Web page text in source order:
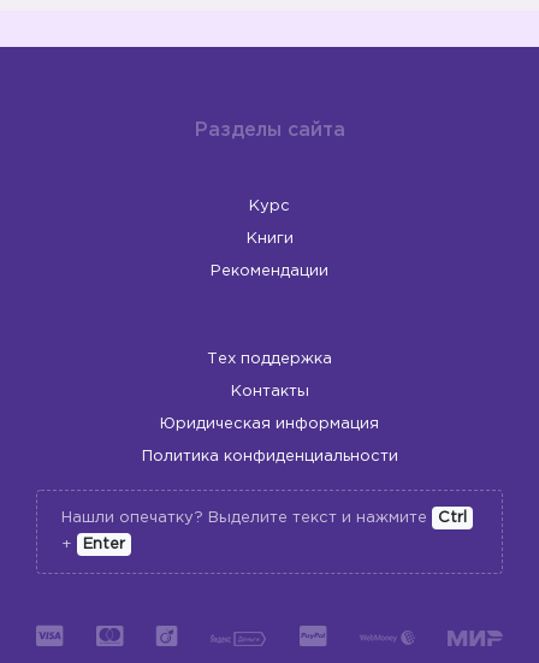
Разделы сайта
Курс
Книги
Рекомендации
Тех поддержка
Контакты
Юридическая информация
Политика конфиденциальности
Нашли опечатку? Выделите текст и нажмите
Ctrl
+
Enter